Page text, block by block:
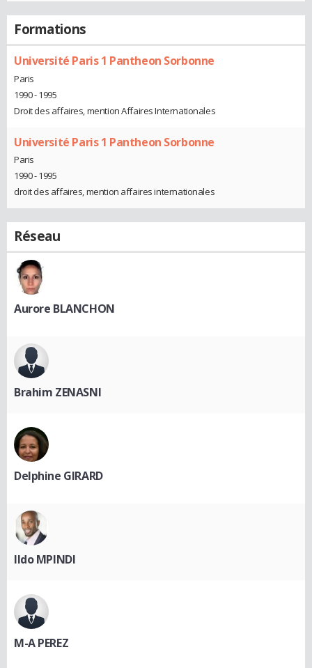
Formations
Université Paris 1 Pantheon Sorbonne
Paris
1990 - 1995
Droit des affaires, mention Affaires Internationales
Université Paris 1 Pantheon Sorbonne
Paris
1990 - 1995
droit des affaires, mention affaires internationales
Réseau
Aurore BLANCHON
Brahim ZENASNI
Delphine GIRARD
Ildo MPINDI
M-A PEREZ